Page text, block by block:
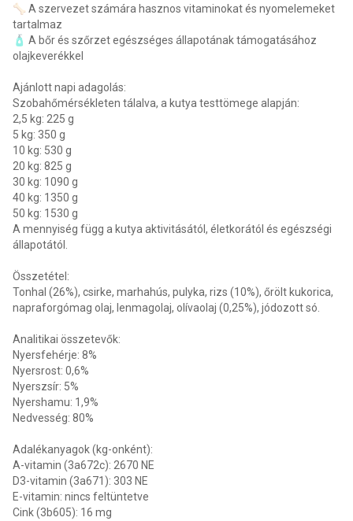
🦴 A szervezet számára hasznos vitaminokat és nyomelemeket
tartalmaz
🧴 A bőr és szőrzet egészséges állapotának támogatásához
olajkeverékkel
Ajánlott napi adagolás:
Szobahőmérsékleten tálalva, a kutya testtömege alapján:
2,5 kg: 225 g
5 kg: 350 g
10 kg: 530 g
20 kg: 825 g
30 kg: 1090 g
40 kg: 1350 g
50 kg: 1530 g
A mennyiség függ a kutya aktivitásától, életkorától és egészségi
állapotától.
Összetétel:
Tonhal (26%), csirke, marhahús, pulyka, rizs (10%), őrölt kukorica,
napraforgómag olaj, lenmagolaj, olívaolaj (0,25%), jódozott só.
Analitikai összetevők:
Nyersfehérje: 8%
Nyersrost: 0,6%
Nyerszsír: 5%
Nyershamu: 1,9%
Nedvesség: 80%
Adalékanyagok (kg-onként):
A-vitamin (3a672c): 2670 NE
D3-vitamin (3a671): 303 NE
E-vitamin: nincs feltüntetve
Cink (3b605): 16 mg